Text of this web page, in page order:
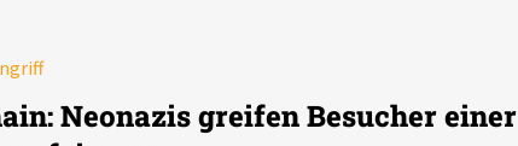
Neonazis greifen Besucher einer